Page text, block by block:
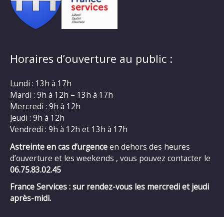
Horaires d’ouverture au public :
Lundi : 13h à 17h
Mardi : 9h à 12h – 13h à 17h
Mercredi : 9h à 12h
Jeudi : 9h à 12h
Vendredi : 9h à 12h et 13h à 17h
Astreinte en cas d’urgenceen dehors des heures
d’ouverture et les weekends , vous pouvez contacter le
06.75.83.02.45
France Services : sur rendez-vous les mercredi et jeudi
après-midi.